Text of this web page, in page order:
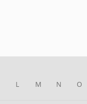
L M N O